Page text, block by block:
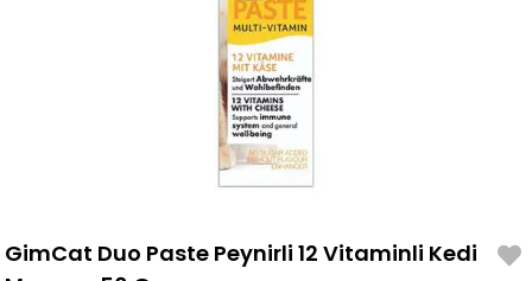
GimCat Duo Paste Peynirli 12 Vitaminli Kedi